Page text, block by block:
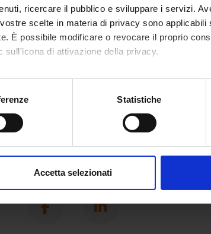
ricercare il pubblico e sviluppare i servizi.
scelte in materia di privacy sono applicabili
È possibile modificare o revocare il proprio
sull'icona di attivazione della privacy.
geografica, con un'approssimazione di
momento dalla Dichiarazione sui cookie.
i quali potrebbero combinarle con altre
Statistiche
Accetta selezionati
Condividi